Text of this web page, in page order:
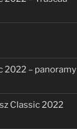
2022 – panoramy
Classic 2022